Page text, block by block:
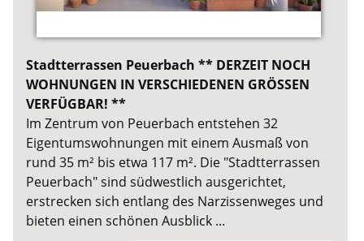
Stadtterrassen Peuerbach ** DERZEIT NOCH
WOHNUNGEN IN VERSCHIEDENEN GRÖSSEN
VERFÜGBAR! **
Im Zentrum von Peuerbach entstehen 32
Eigentumswohnungen mit einem Ausmaß von
rund 35 m² bis etwa 117 m². Die "Stadtterrassen
Peuerbach" sind südwestlich ausgerichtet,
erstrecken sich entlang des Narzissenweges und
bieten einen schönen Ausblick ...